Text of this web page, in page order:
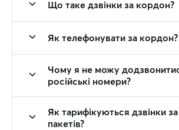
Що таке дзвінки за кордон?
Як телефонувати за кордон?
Чому я не можу
російські номери?
Як тарифікуються дзвінки
пакетів?